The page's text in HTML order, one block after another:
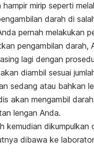
hampir mirip seperti
darah di
pernah melakukan
pengambilan darah,
lagi dengan
diambil sesuai
sedang atau bahkan
akan mengambil
lengan Anda.
kemudian dikumpulkan
dibawa ke